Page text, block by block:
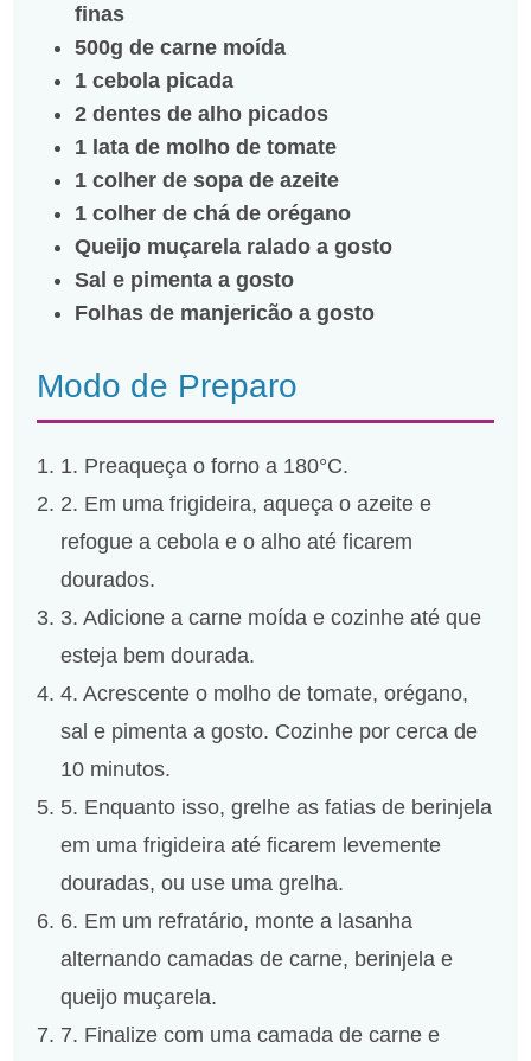
finas
500g de carne moída
1 cebola picada
2 dentes de alho picados
1 lata de molho de tomate
1 colher de sopa de azeite
1 colher de chá de orégano
Queijo muçarela ralado a gosto
Sal e pimenta a gosto
Folhas de manjericão a gosto
Modo de Preparo
1. Preaqueça o forno a 180°C.
2. Em uma frigideira, aqueça o azeite e
refogue a cebola e o alho até ficarem
dourados.
3. Adicione a carne moída e cozinhe até que
esteja bem dourada.
4. Acrescente o molho de tomate, orégano,
sal e pimenta a gosto. Cozinhe por cerca de
10 minutos.
5. Enquanto isso, grelhe as fatias de berinjela
em uma frigideira até ficarem levemente
douradas, ou use uma grelha.
6. Em um refratário, monte a lasanha
alternando camadas de carne, berinjela e
queijo muçarela.
7. Finalize com uma camada de carne e